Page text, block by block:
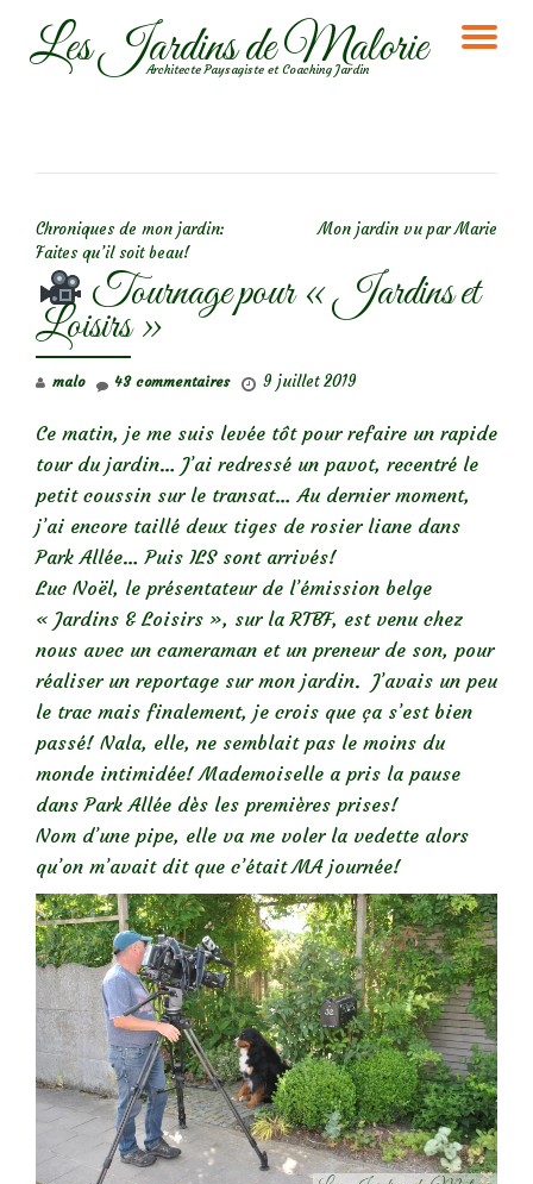
AllerLes Jardins de Malorie
Architecte Paysagiste et Coaching Jardin
Chroniques de mon jardin:
Faites qu’il soit beau!
Mon jardin vu par Marie
Tournage pour « Jardins et
Loisirs »
malo 9 juillet 2019
43 commentaires
Ce matin, je me suis levée tôt pour refaire un rapide
tour du jardin… J’ai redressé un pavot, recentré le
petit coussin sur le transat… Au dernier moment,
j’ai encore taillé deux tiges de rosier liane dans
Park Allée… Puis ILS sont arrivés!
Luc Noël, le présentateur de l’émission belge
« Jardins & Loisirs », sur la RTBF, est venu chez
nous avec un cameraman et un preneur de son, pour
réaliser un reportage sur mon jardin. J’avais un peu
le trac mais finalement, je crois que ça s’est bien
passé! Nala, elle, ne semblait pas le moins du
monde intimidée! Mademoiselle a pris la pause
dans Park Allée dès les premières prises!
Nom d’une pipe, elle va me voler la vedette alors
qu’on m’avait dit que c’était MA journée!